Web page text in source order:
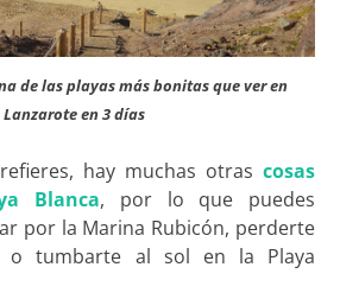
de las playas más bonitas que ver en
Lanzarote en 3 días
hay muchas otrascosas
Blanca, por lo que puedes
por la Marina Rubicón, perderte
o tumbarte al sol en la Playa